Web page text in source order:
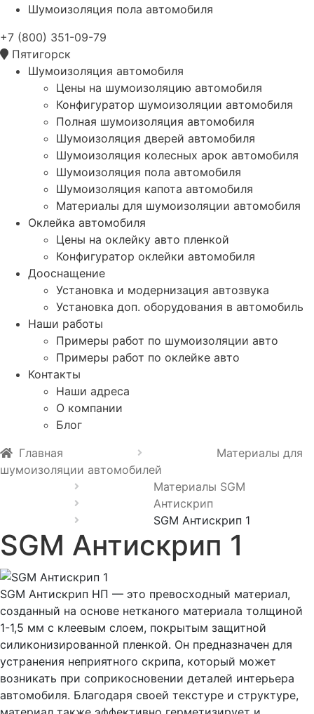
Шумоизоляция пола автомобиля
+7 (800) 351-09-79
Пятигорск
Шумоизоляция автомобиля
Цены на шумоизоляцию автомобиля
Конфигуратор шумоизоляции автомобиля
Полная шумоизоляция автомобиля
Шумоизоляция дверей автомобиля
Шумоизоляция колесных арок автомобиля
Шумоизоляция пола автомобиля
Шумоизоляция капота автомобиля
Материалы для шумоизоляции автомобиля
Оклейка автомобиля
Цены на оклейку авто пленкой
Конфигуратор оклейки автомобиля
Дооснащение
Установка и модернизация автозвука
Установка доп. оборудования в автомобиль
Наши работы
Примеры работ по шумоизоляции авто
Примеры работ по оклейке авто
Контакты
Наши адреса
О компании
Блог
Главная
Материалы для
шумоизоляции автомобилей
Материалы SGM
Антискрип
SGM Антискрип 1
SGM Антискрип 1
SGM Антискрип НП — это превосходный материал,
созданный на основе нетканого материала толщиной
1-1,5 мм с клеевым слоем, покрытым защитной
силиконизированной пленкой. Он предназначен для
устранения неприятного скрипа, который может
возникать при соприкосновении деталей интерьера
автомобиля. Благодаря своей текстуре и структуре,